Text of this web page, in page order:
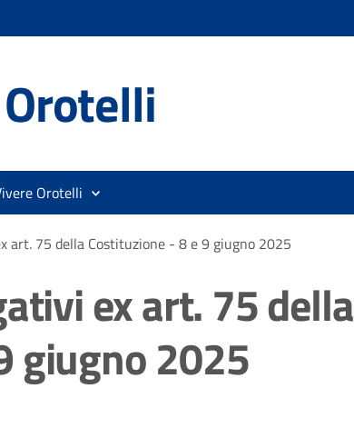
Orotelli
art. 75 della Costituzione - 8 e 9 giugno 2025
ex art. 75 della
giugno 2025